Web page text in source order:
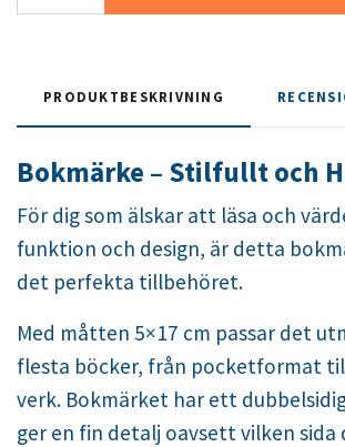
PRODUKTBESKRIVNING
Bokmärke – Stilfullt och
För dig som älskar att läsa och
funktion och design, är detta
det perfekta tillbehöret.
Med måtten 5×17 cm passar det
flesta böcker, från pocketformat
verk. Bokmärket har ett
ger en fin detalj oavsett vilken sida